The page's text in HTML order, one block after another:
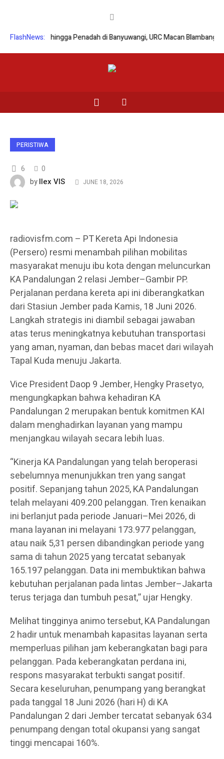
FlashNews:hingga Penadah di Banyuwangi, URC Macan Blambangan
PERISTIWA
6
0
byIlex VIS JUNE 18, 2026
radiovisfm.com – PT Kereta Api Indonesia
(Persero) resmi menambah pilihan mobilitas
masyarakat menuju ibu kota dengan meluncurkan
KA Pandalungan 2 relasi Jember–Gambir PP.
Perjalanan perdana kereta api ini diberangkatkan
dari Stasiun Jember pada Kamis, 18 Juni 2026.
Langkah strategis ini diambil sebagai jawaban
atas terus meningkatnya kebutuhan transportasi
yang aman, nyaman, dan bebas macet dari wilayah
Tapal Kuda menuju Jakarta.
Vice President Daop 9 Jember, Hengky Prasetyo,
mengungkapkan bahwa kehadiran KA
Pandalungan 2 merupakan bentuk komitmen KAI
dalam menghadirkan layanan yang mampu
menjangkau wilayah secara lebih luas.
“Kinerja KA Pandalungan yang telah beroperasi
sebelumnya menunjukkan tren yang sangat
positif. Sepanjang tahun 2025, KA Pandalungan
telah melayani 409.200 pelanggan. Tren kenaikan
ini berlanjut pada periode Januari–Mei 2026, di
mana layanan ini melayani 173.977 pelanggan,
atau naik 5,31 persen dibandingkan periode yang
sama di tahun 2025 yang tercatat sebanyak
165.197 pelanggan. Data ini membuktikan bahwa
kebutuhan perjalanan pada lintas Jember–Jakarta
terus terjaga dan tumbuh pesat,” ujar Hengky.
Melihat tingginya animo tersebut, KA Pandalungan
2 hadir untuk menambah kapasitas layanan serta
memperluas pilihan jam keberangkatan bagi para
pelanggan. Pada keberangkatan perdana ini,
respons masyarakat terbukti sangat positif.
Secara keseluruhan, penumpang yang berangkat
pada tanggal 18 Juni 2026 (hari H) di KA
Pandalungan 2 dari Jember tercatat sebanyak 634
penumpang dengan total okupansi yang sangat
tinggi mencapai 160%.